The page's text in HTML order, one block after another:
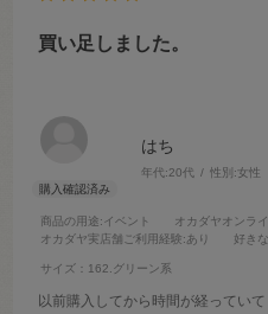
はち
年代:20代 性別:女性
商品の用途:イベント オカダヤオンラ
オカダヤ実店舗ご利用経験:あり 好き
サイズ：162.グリーン系
買い足しました。
以前購入してから時間が経っていて